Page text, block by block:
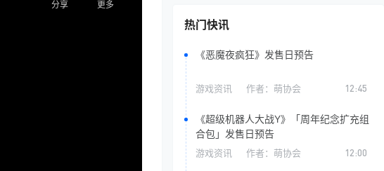
热门快讯
《恶魔夜疯狂》发售日预告
游戏资讯 作者： 萌协会 12:45
《超级机器人大战Y》「周年纪念扩充组
合包」发售日预告
游戏资讯 作者： 萌协会 12:00